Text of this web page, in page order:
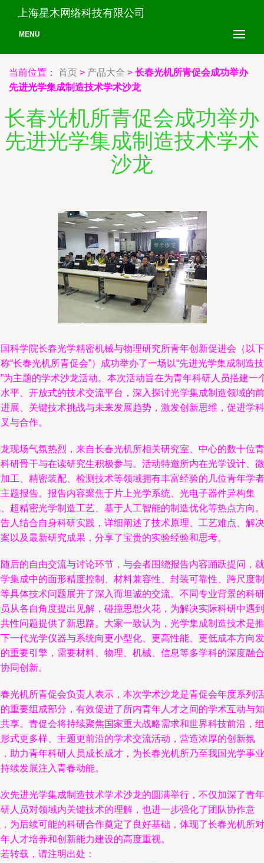
上海星木网络科技有限公司
MENU
当前位置： 首页 > 产品大全 > 长春光机所青促会成功举办
先进光学集成制造技术学术沙龙
长春光机所青促会成功举办
先进光学集成制造技术学术
沙龙
科学院长春光学精密机械与物理研究所青年创新促进会（以下
“长春光机所青促会”）成功举办了一场以“先进光学集成制造技
为主题的学术沙龙活动。本次活动旨在为青年科研人员搭建一
平、开放式的技术交流平台，深入探讨光学集成制造领域的前
展、关键技术挑战与未来发展趋势，激发创新思维，促进学科
与合作。
现场气氛热烈，来自长春光机所相关研究室、中心的数十位青
研骨干与在读研究生积极参与。活动特邀所内在光学设计、微
工、精密装配、检测技术等领域拥有丰富经验的几位青年学者
题报告。报告内容聚焦于片上光学系统、光电子器件异构集
超精密光学制造工艺、基于人工智能的制造优化等热点方向。
人结合自身科研实践，详细阐述了技术原理、工艺难点、解决
以及最新研究成果，分享了宝贵的实验经验和思考。
后的自由交流与讨论环节，与会者围绕报告内容踊跃提问，就
集成中的面形精度控制、材料兼容性、封装可靠性、跨尺度制
具体技术问题展开了深入而坦诚的交流。不同专业背景的科研
从各自角度提出见解，碰撞思想火花，为解决实际科研中遇到
性问题提供了新思路。大家一致认为，光学集成制造技术是推
一代光学仪器与系统向更小型化、更高性能、更低成本方向发
重要引擎，需要材料、物理、机械、信息等多学科的深度融合
同创新。
光机所青促会负责人表示，本次学术沙龙是青促会年度系列活
重要组成部分，有效促进了所内青年人才之间的学术互动与知
享。青促会将持续聚焦国家重大战略需求和世界科技前沿，组
式更多样、主题更前沿的学术交流活动，营造浓厚的创新氛
助力青年科研人员成长成才，为长春光机所乃至我国光学事业
续发展注入青春动能。
先进光学集成制造技术学术沙龙的圆满举行，不仅加深了青年
人员对领域内关键技术的理解，也进一步强化了团队协作意
为后续可能的科研合作奠定了良好基础，体现了长春光机所对
人才培养和创新能力建设的高度重视。
转载，请注明出处：